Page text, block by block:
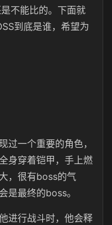
不能比的。下面就
到底是谁，希望为
过一个重要的角色，
身穿着铠甲，手上燃
，很有boss的气
是最终的boss。
进行战斗时，他会释